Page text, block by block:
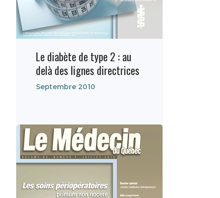
Le diabète de type 2 : au
delà des lignes directrices
Septembre 2010